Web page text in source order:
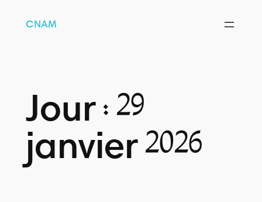
CNAM
Jour : 29
janvier 2026